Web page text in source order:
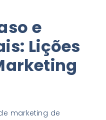
e
Lições
marketing de